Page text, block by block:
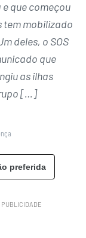
que começou
tem mobilizado
deles, o SOS
que
as ilhas
[…]
preferida